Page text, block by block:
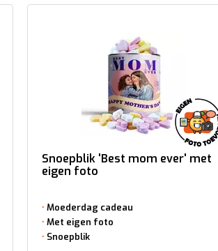
Snoepblik 'Best mom ever' met
eigen foto
Moederdag cadeau
Met eigen foto
Snoepblik